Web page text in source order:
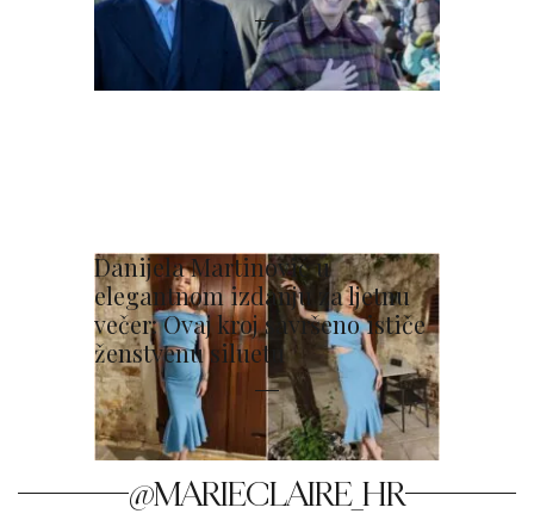
Danijela Martinović u
elegantnom izdanju za ljetnu
večer: Ovaj kroj savršeno ističe
ženstvenu siluetu
@MARIECLAIRE_HR